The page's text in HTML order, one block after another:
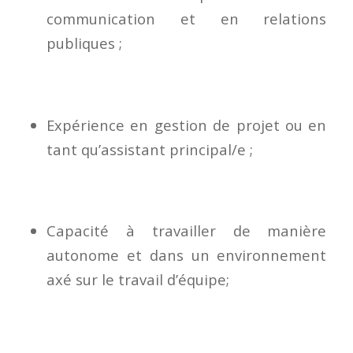
communication et en relations
publiques ;
Expérience en gestion de projet ou en
tant qu’assistant principal/e ;
Capacité à travailler de manière
autonome et dans un environnement
axé sur le travail d’équipe;